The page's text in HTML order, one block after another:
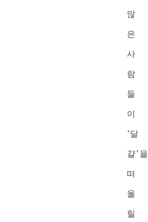
많
은
사
람
들
이
'달
걀'을
떠
올
릴